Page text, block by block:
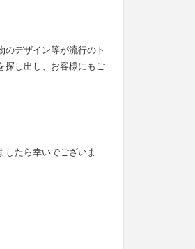
のデザイン等が流行のト
探し出し、お客様にもご
したら幸いでございま